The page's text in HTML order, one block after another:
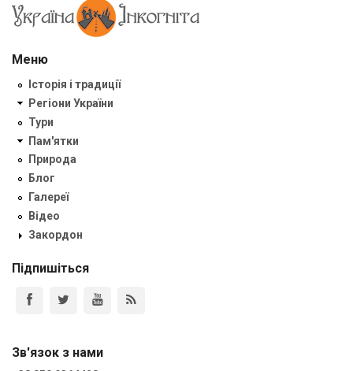
Меню
Історія і традиції
Регіони України
Тури
Пам'ятки
Природа
Блог
Галереї
Відео
Закордон
Підпишіться
Зв'язок з нами